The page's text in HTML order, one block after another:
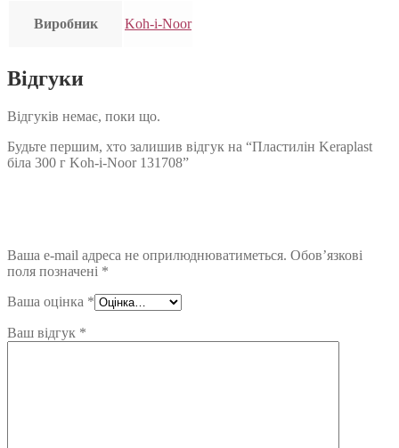
Виробник Koh-i-Noor
Відгуки
Відгуків немає, поки що.
Будьте першим, хто залишив відгук на “Пластилін Keraplast
біла 300 г Koh-i-Noor 131708”
Ваша e-mail адреса не оприлюднюватиметься. Обов’язкові
поля позначені *
Ваша оцінка *
Ваш відгук *